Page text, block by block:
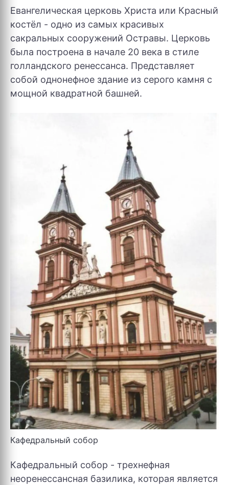
Евангелическая церковь Христа или Красный
костёл - одно из самых красивых
сакральных сооружений Остравы. Церковь
была построена в начале 20 века в стиле
голландского ренессанса. Представляет
собой однонефное здание из серого камня с
мощной квадратной башней.
Кафедральный собор
Кафедральный собор - трехнефная
неоренессансная базилика, которая является